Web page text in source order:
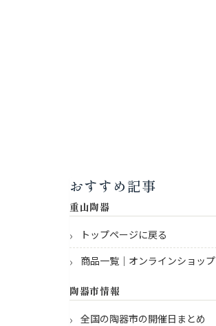
おすすめ記事
重山陶器
トップページに戻る
商品一覧｜オンラインショップ
陶器市情報
全国の陶器市の開催日まとめ